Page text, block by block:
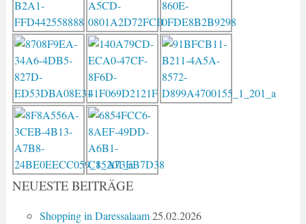
NEUESTE BEITRÄGE
Shopping in Daressalaam 25.02.2026